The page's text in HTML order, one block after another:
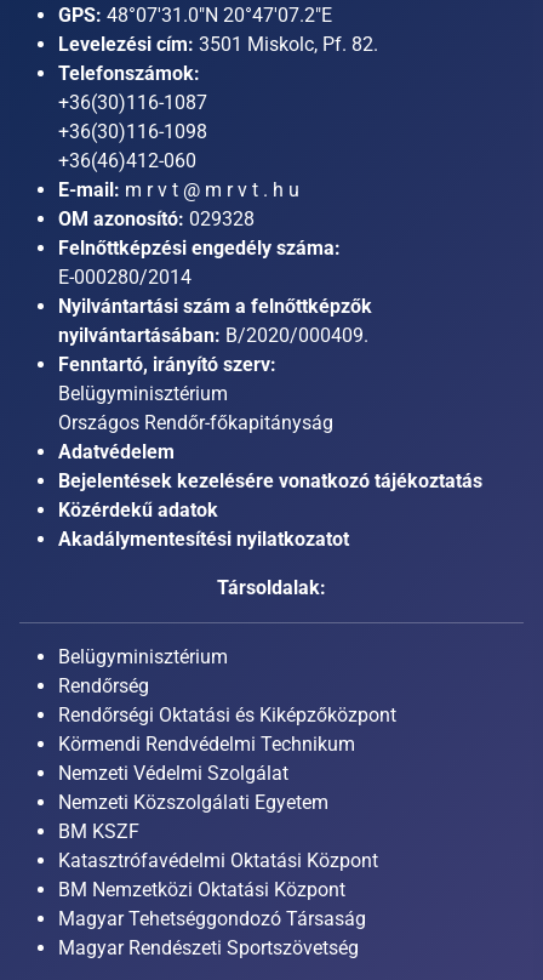
GPS: 48°07'31.0"N 20°47'07.2"E
Levelezési cím: 3501 Miskolc, Pf. 82.
Telefonszámok:
+36(30)116-1087
+36(30)116-1098
+36(46)412-060
E-mail: m r v t @ m r v t . h u
OM azonosító: 029328
Felnőttképzési engedély száma:
E-000280/2014
Nyilvántartási szám a felnőttképzők
nyilvántartásában: B/2020/000409.
Fenntartó, irányító szerv:
Belügyminisztérium
Országos Rendőr-főkapitányság
Adatvédelem
Bejelentések kezelésére vonatkozó tájékoztatás
Közérdekű adatok
Akadálymentesítési nyilatkozatot
Társoldalak:
Belügyminisztérium
Rendőrség
Rendőrségi Oktatási és Kiképzőközpont
Körmendi Rendvédelmi Technikum
Nemzeti Védelmi Szolgálat
Nemzeti Közszolgálati Egyetem
BM KSZF
Katasztrófavédelmi Oktatási Központ
BM Nemzetközi Oktatási Központ
Magyar Tehetséggondozó Társaság
Magyar Rendészeti Sportszövetség